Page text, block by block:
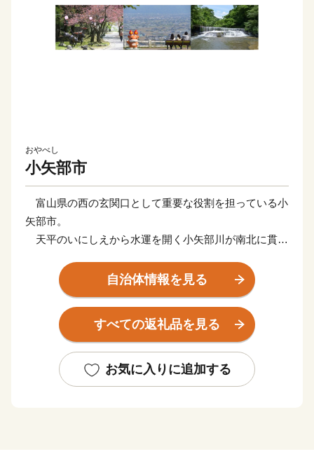
おやべし
小矢部市
富山県の西の玄関口として重要な役割を担っている小
矢部市。
天平のいにしえから水運を開く小矢部川が南北に貫流
て発展してきました。特に、有機肥料で育てられたコシ
ヒカリ（銘柄：メルヘン米）、自然の中で育てられた稲
葉メルヘン牛、そして健康食品として注目されているハ
トムギの生産量全国１位の産地として知られるようにな
来、北陸の交通、産業、経済、文化の交流拠点として着
実に発展しています。
自治体情報を見る
すべての返礼品を見る
お気に入りに追加する